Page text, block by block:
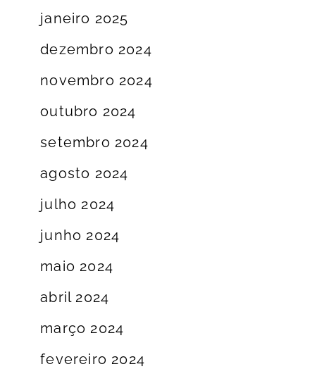
janeiro 2025
dezembro 2024
novembro 2024
outubro 2024
setembro 2024
agosto 2024
julho 2024
junho 2024
maio 2024
abril 2024
março 2024
fevereiro 2024